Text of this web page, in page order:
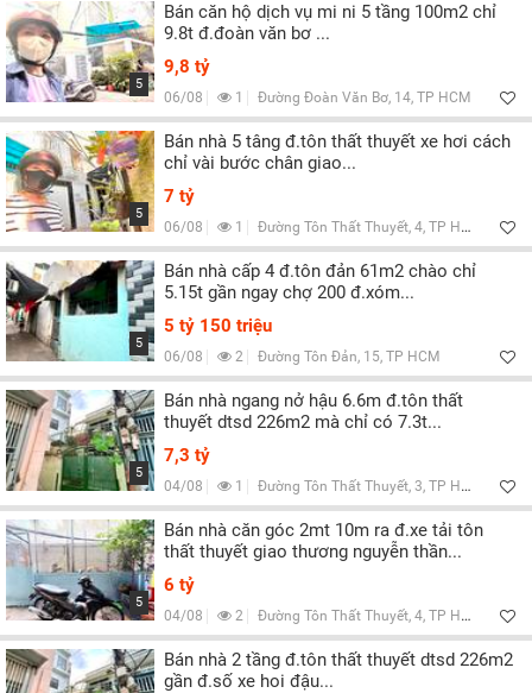
5
Bán căn hộ dịch vụ mi ni 5 tầng 100m2 chỉ
9.8t đ.đoàn văn bơ ...
9,8 tỷ
06/08 1 Đường Đoàn Văn Bơ, 14, TP HCM
5
Bán nhà 5 tâng đ.tôn thất thuyết xe hơi cách
chỉ vài bước chân giao...
7 tỷ
06/08 1 Đường Tôn Thất Thuyết, 4, TP HCM
5
Bán nhà cấp 4 đ.tôn đản 61m2 chào chỉ
5.15t gần ngay chợ 200 đ.xóm...
5 tỷ 150 triệu
06/08 2 Đường Tôn Đản, 15, TP HCM
5
Bán nhà ngang nở hậu 6.6m đ.tôn thất
thuyết dtsd 226m2 mà chỉ có 7.3t...
7,3 tỷ
04/08 1 Đường Tôn Thất Thuyết, 3, TP HCM
5
Bán nhà căn góc 2mt 10m ra đ.xe tải tôn
thất thuyết giao thương nguyễn thần...
6 tỷ
04/08 2 Đường Tôn Thất Thuyết, 4, TP HCM
Bán nhà 2 tầng đ.tôn thất thuyết dtsd 226m2
gần đ.số xe hoi đậu...